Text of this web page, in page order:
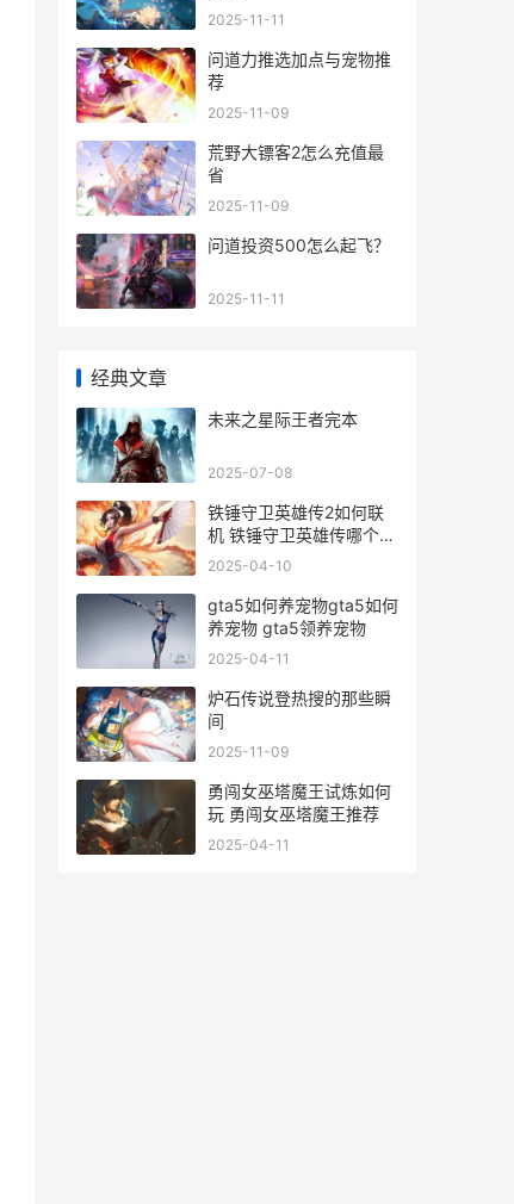
2025-11-11
问道力推选加点与宠物推
荐
2025-11-09
荒野大镖客2怎么充值最
省
2025-11-09
问道投资500怎么起飞？
2025-11-11
经典文章
未来之星际王者完本
2025-07-08
铁锤守卫英雄传2如何联
机 铁锤守卫英雄传哪个英
雄厉害
2025-04-10
gta5如何养宠物gta5如何
养宠物 gta5领养宠物
2025-04-11
炉石传说登热搜的那些瞬
间
2025-11-09
勇闯女巫塔魔王试炼如何
玩 勇闯女巫塔魔王推荐
2025-04-11